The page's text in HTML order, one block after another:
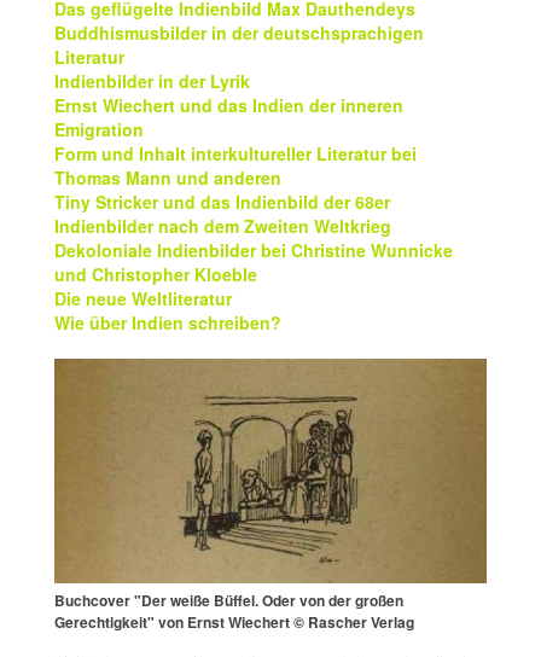
Das geflügelte Indienbild Max Dauthendeys
Buddhismusbilder in der deutschsprachigen
Literatur
Indienbilder in der Lyrik
Ernst Wiechert und das Indien der inneren
Emigration
Form und Inhalt interkultureller Literatur bei
Thomas Mann und anderen
Tiny Stricker und das Indienbild der 68er
Indienbilder nach dem Zweiten Weltkrieg
Dekoloniale Indienbilder bei Christine Wunnicke
und Christopher Kloeble
Die neue Weltliteratur
Wie über Indien schreiben?
Buchcover "Der weiße Büffel. Oder von der großen
Gerechtigkeit" von Ernst Wiechert © Rascher Verlag